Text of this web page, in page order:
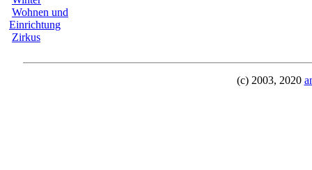
Wohnen und
Einrichtung
Zirkus
(c) 2003, 2020